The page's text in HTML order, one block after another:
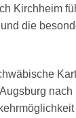
Kirchheim
die